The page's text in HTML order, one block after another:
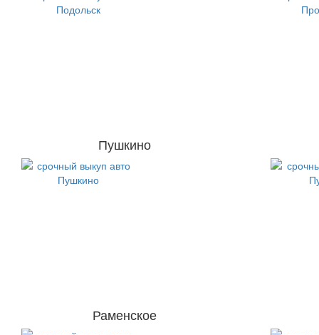
Пушкино
Раменское